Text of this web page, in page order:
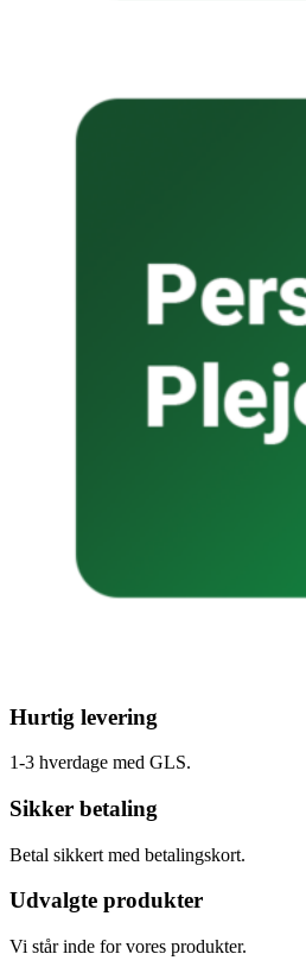
Hurtig levering
1-3 hverdage med GLS.
Sikker betaling
Betal sikkert med betalingskort.
Udvalgte produkter
Vi står inde for vores produkter.